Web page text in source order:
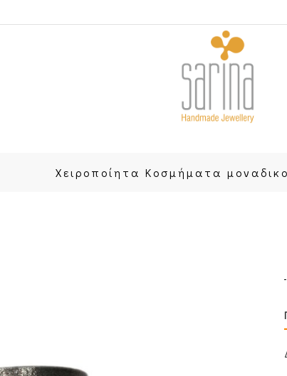
Χειροποίητα Κοσμήματα